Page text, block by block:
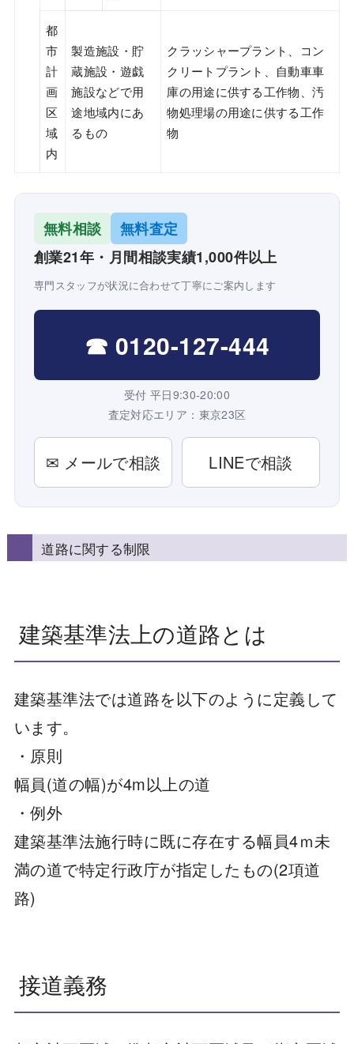
都
市
計
画
区
域
内
製造施設・貯
蔵施設・遊戯
施設などで用
途地域内にあ
るもの
クラッシャープラント、コン
クリートプラント、自動車車
庫の用途に供する工作物、汚
物処理場の用途に供する工作
物
無料相談
無料査定
創業21年・月間相談実績1,000件以上
専門スタッフが状況に合わせて丁寧にご案内します
☎ 0120-127-444
受付 平日9:30-20:00
査定対応エリア：東京23区
✉ メールで相談 LINEで相談
道路に関する制限
建築基準法上の道路とは
建築基準法では道路を以下のように定義して
います。
・原則
幅員(道の幅)が4m以上の道
・例外
建築基準法施行時に既に存在する幅員4ｍ未
満の道で特定行政庁が指定したもの(2項道
路)
接道義務